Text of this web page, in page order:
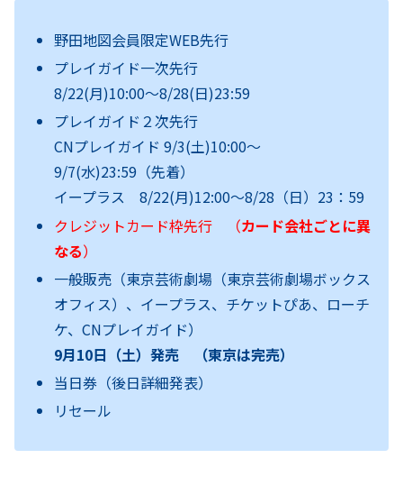
野田地図会員限定WEB先行
プレイガイド一次先行
8/22(月)10:00～8/28(日)23:59
プレイガイド２次先行
CNプレイガイド 9/3(土)10:00～
9/7(水)23:59（先着）
イープラス 8/22(月)12:00～8/28（日）23：59
クレジットカード枠先行 （カード会社ごとに異
なる）
一般販売（東京芸術劇場（東京芸術劇場ボックス
オフィス）、イープラス、チケットぴあ、ローチ
ケ、CNプレイガイド）
9月10日（土）発売 （東京は完売）
当日券（後日詳細発表）
リセール